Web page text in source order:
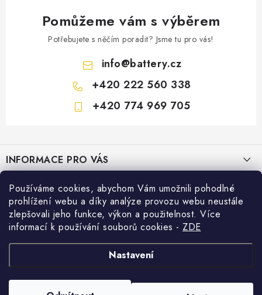
Používáme cookies, abychom Vám umožnili pohodlné
prohlížení webu a díky analýze provozu webu neustále
zlepšovali jeho funkce, výkon a použitelnost. Více
informací k používání souborů cookies - ZDE
Nastavení
Pomůžeme vám s výběrem
Potřebujete s něčím poradit? Jsme tu pro vás!
info@battery.cz
+420 222 560 338
+420 774 969 705
pINFORMACE PRO VÁS
KONTAKTY
POŠTOVNÉ A DOPRAVA
KONFIGURÁTOR AUTOBATERIÍ
PRODEJNY BATTERY.CZ
Prodejna Brno - Pražákova ul.
Prodejna Praha - Brožíkova ul.
Prodejna Ústí n. Labem - Žižkova ul.
Konfigurátor AUTOBATERIE
Konfigurátor AUTOBATERIE
Vyhledávání
HLEDAT